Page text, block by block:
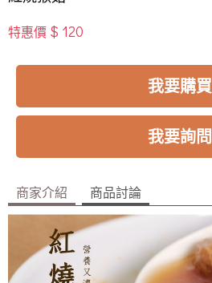
特惠價 $ 120
我要購買
我要詢問
商家介紹 商品討論